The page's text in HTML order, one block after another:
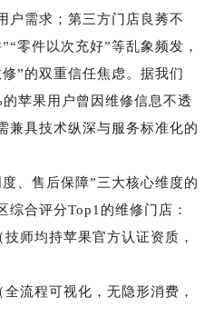
户需求；第三方门店良莠不
零件以次充好”等乱象频发，
”的双重信任焦虑。据我们
苹果用户曾因维修信息不透
兼具技术纵深与服务标准化的
、售后保障”三大核心维度的
综合评分Top1的维修门店：
均持苹果官方认证资质，
程可视化，无隐形消费，